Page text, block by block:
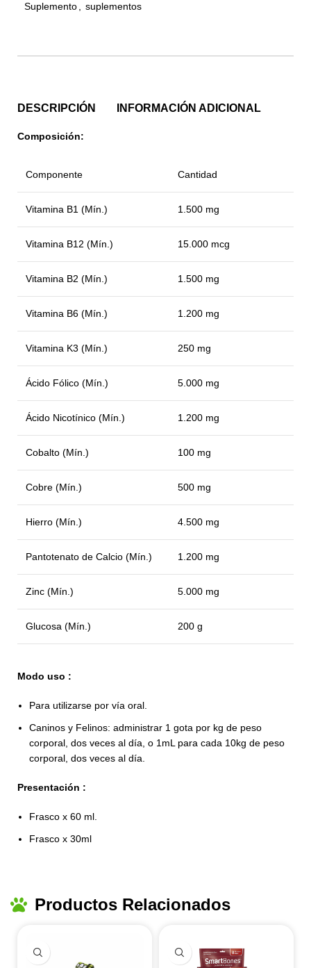
Suplemento
suplementos
DESCRIPCIÓN INFORMACIÓN ADICIONAL
Composición:
Componente Cantidad
Vitamina B1 (Mín.) 1.500 mg
Vitamina B12 (Mín.) 15.000 mcg
Vitamina B2 (Mín.) 1.500 mg
Vitamina B6 (Mín.) 1.200 mg
Vitamina K3 (Mín.) 250 mg
Ácido Fólico (Mín.) 5.000 mg
Ácido Nicotínico (Mín.) 1.200 mg
Cobalto (Mín.) 100 mg
Cobre (Mín.) 500 mg
Hierro (Mín.) 4.500 mg
Pantotenato de Calcio (Mín.) 1.200 mg
Zinc (Mín.) 5.000 mg
Glucosa (Mín.) 200 g
Modo uso :
Para utilizarse por vía oral.
Caninos y Felinos: administrar 1 gota por kg de peso
corporal, dos veces al día, o 1mL para cada 10kg de peso
corporal, dos veces al día.
Presentación :
Frasco x 60 ml.
Frasco x 30ml
Productos Relacionados